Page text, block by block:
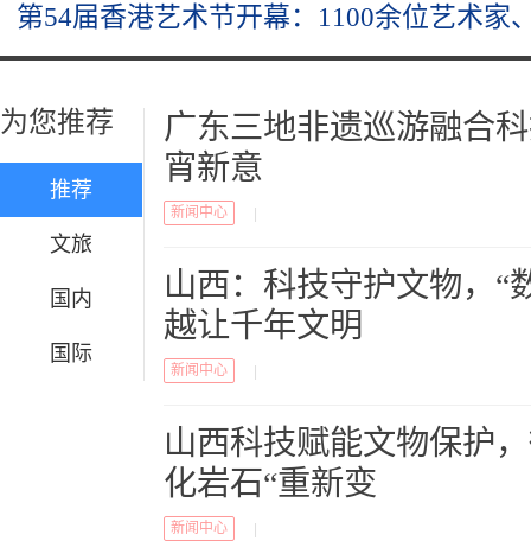
第54届香港艺术节开幕：1100余位艺术家
为您推荐
推荐
文旅
国内
国际
广东三地非遗巡游融合
宵新意
新闻中心
山西：科技守护文物，“
越让千年文明
新闻中心
山西科技赋能文物保护
化岩石“重新变
新闻中心